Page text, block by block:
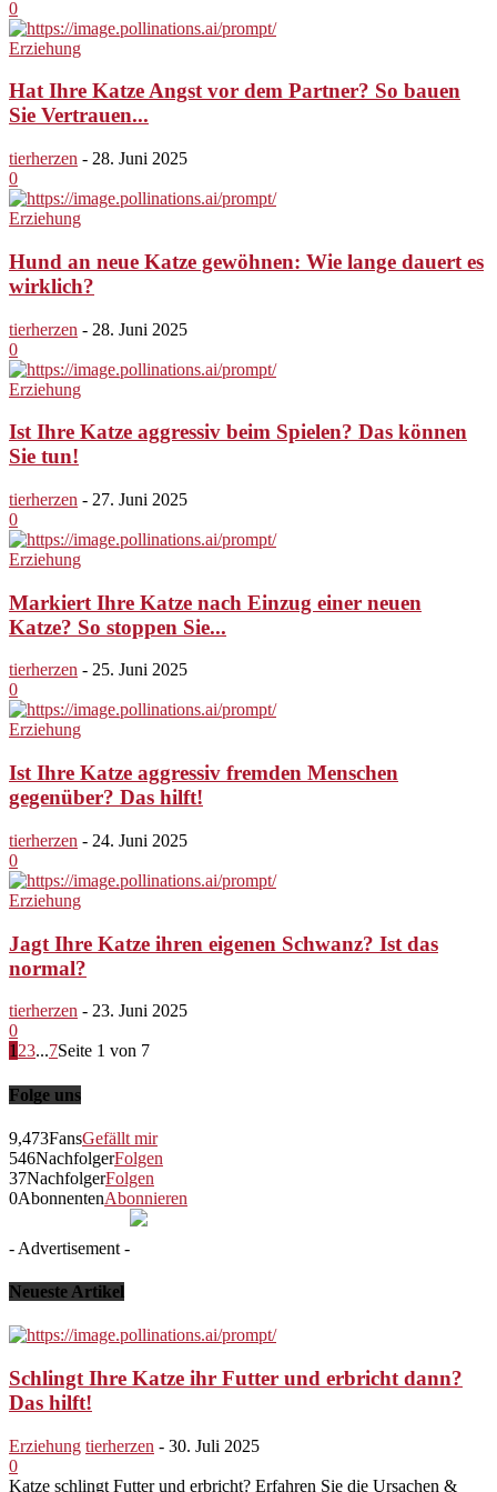
0
Erziehung
Hat Ihre Katze Angst vor dem Partner? So bauen
Sie Vertrauen...
tierherzen - 28. Juni 2025
0
Erziehung
Hund an neue Katze gewöhnen: Wie lange dauert es
wirklich?
tierherzen - 28. Juni 2025
0
Erziehung
Ist Ihre Katze aggressiv beim Spielen? Das können
Sie tun!
tierherzen - 27. Juni 2025
0
Erziehung
Markiert Ihre Katze nach Einzug einer neuen
Katze? So stoppen Sie...
tierherzen - 25. Juni 2025
0
Erziehung
Ist Ihre Katze aggressiv fremden Menschen
gegenüber? Das hilft!
tierherzen - 24. Juni 2025
0
Erziehung
Jagt Ihre Katze ihren eigenen Schwanz? Ist das
normal?
tierherzen - 23. Juni 2025
0
1 23...7Seite 1 von 7
Folge uns
9,473FansGefällt mir
546NachfolgerFolgen
37NachfolgerFolgen
0AbonnentenAbonnieren
- Advertisement -
Neueste Artikel
Schlingt Ihre Katze ihr Futter und erbricht dann?
Das hilft!
Erziehung tierherzen - 30. Juli 2025
0
Katze schlingt Futter und erbricht? Erfahren Sie die Ursachen &